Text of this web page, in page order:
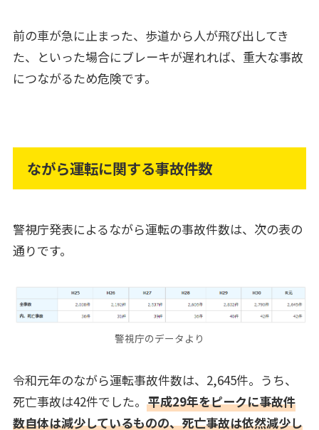
前の車が急に止まった、歩道から人が飛び出してき
た、といった場合にブレーキが遅れれば、重大な事故
につながるため危険です。
ながら運転に関する事故件数
警視庁発表によるながら運転の事故件数は、次の表の
通りです。
警視庁のデータより
令和元年のながら運転事故件数は、2,645件。うち、
死亡事故は42件でした。 平成29年をピークに事故件
数自体は減少しているものの、死亡事故は依然減少し